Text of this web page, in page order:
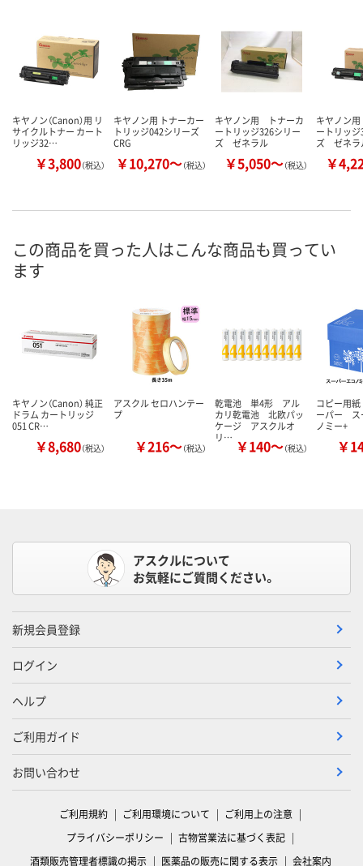
キヤノン（Canon）用 リ
サイクルトナー カート
リッジ32…
￥3,800（税込）
キヤノン用 トナーカー
トリッジ042シリーズ
CRG
￥10,270～（税込）
キヤノン用 トナーカ
ートリッジ326シリー
ズ ゼネラル
￥5,050～（税込）
キヤノン
ートリッ
ズ ゼネラ
￥
この商品を買った人はこんな商品も買ってい
ます
キヤノン（Canon） 純正
ドラム カートリッジ
051 CR…
￥8,680（税込）
アスクル セロハンテー
プ
￥216～（税込）
乾電池 単4形 アル
カリ乾電池 北欧パッ
ケージ アスクルオ
リ… ￥140～（税込）
コピー用
ーパー ス
ノミー+
￥
アスクルについて
お気軽にご質問ください。
新規会員登録
ログイン
ヘルプ
ご利用ガイド
お問い合わせ
ご利用規約 ご利用環境について
ご利用上の注意
プライバシーポリシー
古物営業法に基づく表記
酒類販売管理者標識の掲示
医薬品の販売に関する表示 会社案内